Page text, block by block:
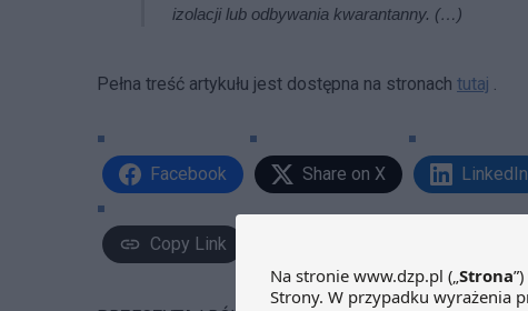
izolacji lub odbywania kwarantanny. (…)
Pełna treść artykułu jest dostępna na stronach tutaj .
Facebook Share on X LinkedIn
Copy Link